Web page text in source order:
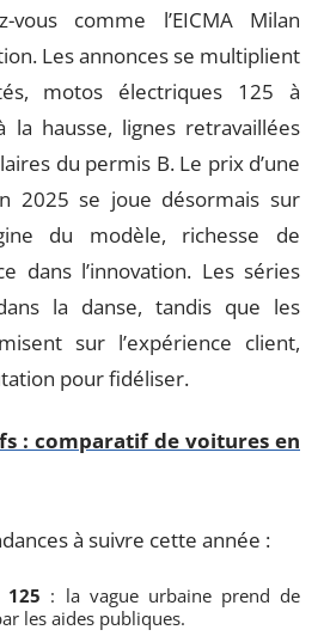
vous comme l’EICMA Milan
Les annonces se multiplient
motos électriques 125 à
la hausse, lignes retravaillées
du permis B. Le prix d’une
2025 se joue désormais sur
du modèle, richesse de
dans l’innovation. Les séries
la danse, tandis que les
sur l’expérience client,
pour fidéliser.
: comparatif de voitures en
à suivre cette année :
: la vague urbaine prend de
les aides publiques.